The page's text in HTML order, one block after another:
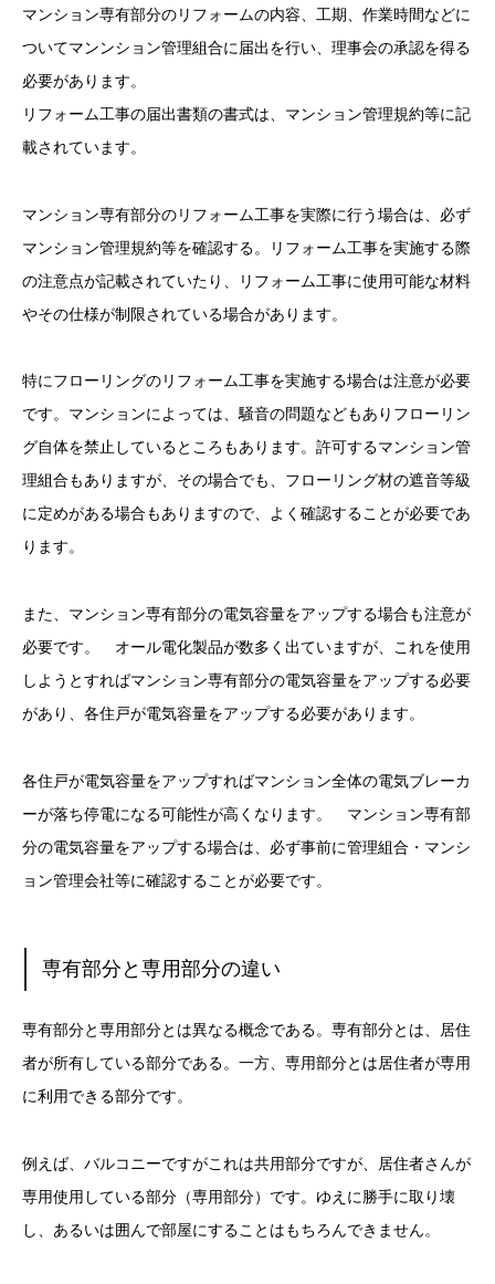
マンション専有部分のリフォームの内容、工期、作業時間などに
ついてマンンション管理組合に届出を行い、理事会の承認を得る
必要があります。
リフォーム工事の届出書類の書式は、マンション管理規約等に記
載されています。
マンション専有部分のリフォーム工事を実際に行う場合は、必ず
マンション管理規約等を確認する。リフォーム工事を実施する際
の注意点が記載されていたり、リフォーム工事に使用可能な材料
やその仕様が制限されている場合があります。
特にフローリングのリフォーム工事を実施する場合は注意が必要
です。マンションによっては、騒音の問題などもありフローリン
グ自体を禁止しているところもあります。許可するマンション管
理組合もありますが、その場合でも、フローリング材の遮音等級
に定めがある場合もありますので、よく確認することが必要であ
ります。
また、マンション専有部分の電気容量をアップする場合も注意が
必要です。 オール電化製品が数多く出ていますが、これを使用
しようとすればマンション専有部分の電気容量をアップする必要
があり、各住戸が電気容量をアップする必要があります。
各住戸が電気容量をアップすればマンション全体の電気ブレーカ
ーが落ち停電になる可能性が高くなります。 マンション専有部
分の電気容量をアップする場合は、必ず事前に管理組合・マンシ
ョン管理会社等に確認することが必要です。
専有部分と専用部分の違い
専有部分と専用部分とは異なる概念である。専有部分とは、居住
者が所有している部分である。一方、専用部分とは居住者が専用
に利用できる部分です。
例えば、バルコニーですがこれは共用部分ですが、居住者さんが
専用使用している部分（専用部分）です。ゆえに勝手に取り壊
し、あるいは囲んで部屋にすることはもちろんできません。